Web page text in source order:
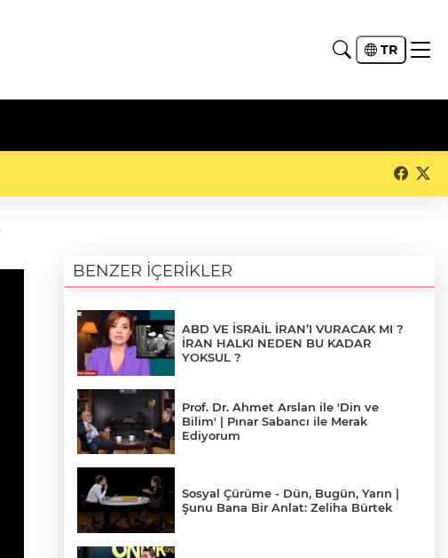
TR
BENZER İÇERİKLER
ABD VE İSRAİL İRAN’I VURACAK MI ?
İRAN HALKI NEDEN BU KADAR
YOKSUL ?
Prof. Dr. Ahmet Arslan ile 'Din ve
Bilim' | Pınar Sabancı ile Merak
Ediyorum
Sosyal Çürüme - Dün, Bugün, Yarın |
Şunu Bana Bir Anlat: Zeliha Bürtek